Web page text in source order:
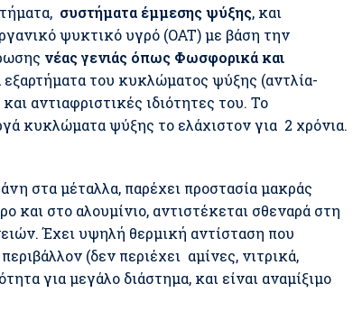
συστήματα έμμεσης ψύξης, και
ψυκτικό υγρό (OAT) με βάση την
νέας γενιάς όπως Φωσφορικά και
του κυκλώματος ψύξης (αντλία-
αντιαφριστικές ιδιότητες του. Το
κυκλώματα ψύξης το ελάχιστον για 2 χρόνια.
στα μέταλλα, παρέχει προστασία μακράς
και στο αλουμίνιο, αντιστέκεται σθεναρά στη
Έχει υψηλή θερμική αντίσταση που
(δεν περιέχει αμίνες, νιτρικά,
για μεγάλο διάστημα, και είναι αναμίξιμο